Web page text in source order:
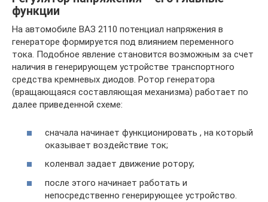
функции
На автомобиле ВАЗ 2110 потенциал напряжения в
генераторе формируется под влиянием переменного
тока. Подобное явление становится возможным за счет
наличия в генерирующем устройстве транспортного
средства кремневых диодов. Ротор генератора
(вращающаяся составляющая механизма) работает по
далее приведенной схеме:
сначала начинает функционировать , на который
оказывает воздействие ток;
коленвал задает движение ротору;
после этого начинает работать и
непосредственно генерирующее устройство.